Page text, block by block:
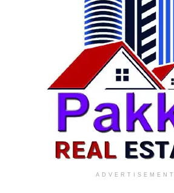
ADVERTISEMENT